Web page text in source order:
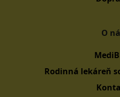
O
Rodinná lekáreň